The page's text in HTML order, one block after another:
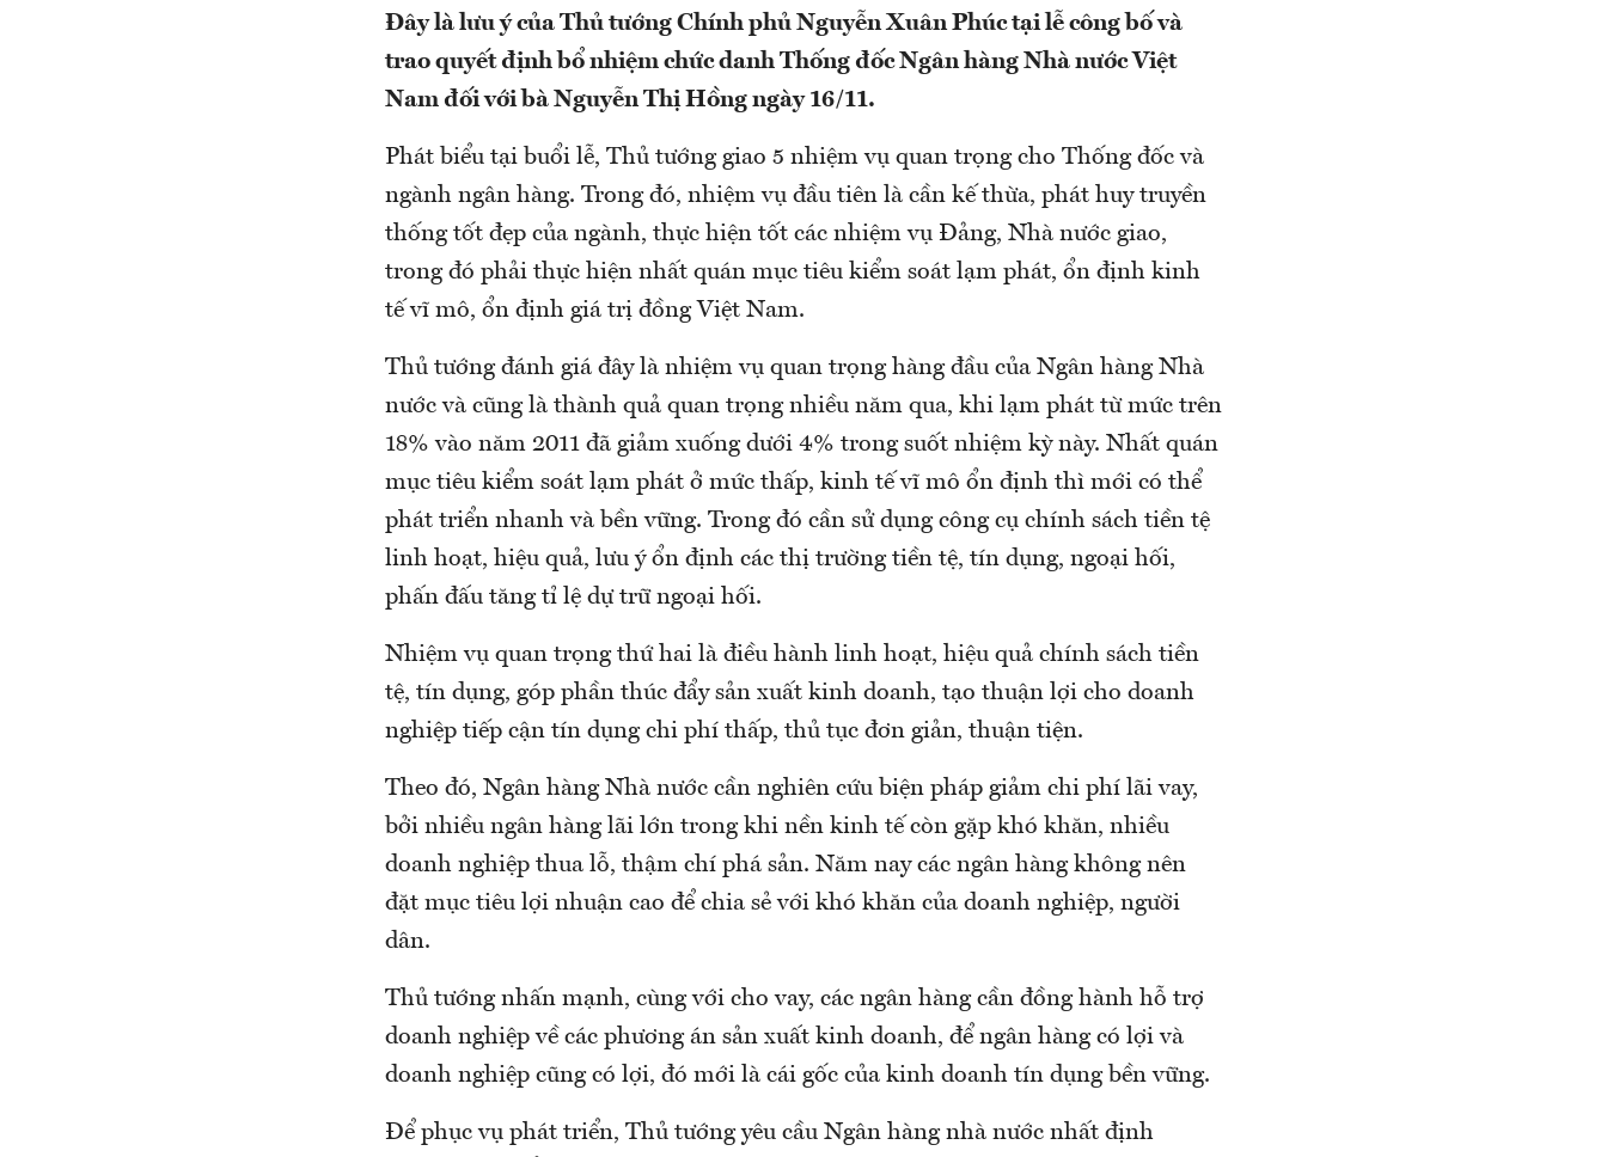
Đây là lưu ý của Thủ tướng Chính phủ Nguyễn Xuân Phúc tại lễ công bố và
trao quyết định bổ nhiệm chức danh Thống đốc Ngân hàng Nhà nước Việt
Nam đối với bà Nguyễn Thị Hồng ngày 16/11.
Phát biểu tại buổi lễ, Thủ tướng giao 5 nhiệm vụ quan trọng cho Thống đốc và
ngành ngân hàng. Trong đó, nhiệm vụ đầu tiên là cần kế thừa, phát huy truyền
thống tốt đẹp của ngành, thực hiện tốt các nhiệm vụ Đảng, Nhà nước giao,
trong đó phải thực hiện nhất quán mục tiêu kiểm soát lạm phát, ổn định kinh
tế vĩ mô, ổn định giá trị đồng Việt Nam.
Thủ tướng đánh giá đây là nhiệm vụ quan trọng hàng đầu của Ngân hàng Nhà
nước và cũng là thành quả quan trọng nhiều năm qua, khi lạm phát từ mức trên
18% vào năm 2011 đã giảm xuống dưới 4% trong suốt nhiệm kỳ này. Nhất quán
mục tiêu kiểm soát lạm phát ở mức thấp, kinh tế vĩ mô ổn định thì mới có thể
phát triển nhanh và bền vững. Trong đó cần sử dụng công cụ chính sách tiền tệ
linh hoạt, hiệu quả, lưu ý ổn định các thị trường tiền tệ, tín dụng, ngoại hối,
phấn đấu tăng tỉ lệ dự trữ ngoại hối.
Nhiệm vụ quan trọng thứ hai là điều hành linh hoạt, hiệu quả chính sách tiền
tệ, tín dụng, góp phần thúc đẩy sản xuất kinh doanh, tạo thuận lợi cho doanh
nghiệp tiếp cận tín dụng chi phí thấp, thủ tục đơn giản, thuận tiện.
Theo đó, Ngân hàng Nhà nước cần nghiên cứu biện pháp giảm chi phí lãi vay,
bởi nhiều ngân hàng lãi lớn trong khi nền kinh tế còn gặp khó khăn, nhiều
doanh nghiệp thua lỗ, thậm chí phá sản. Năm nay các ngân hàng không nên
đặt mục tiêu lợi nhuận cao để chia sẻ với khó khăn của doanh nghiệp, người
dân.
Thủ tướng nhấn mạnh, cùng với cho vay, các ngân hàng cần đồng hành hỗ trợ
doanh nghiệp về các phương án sản xuất kinh doanh, để ngân hàng có lợi và
doanh nghiệp cũng có lợi, đó mới là cái gốc của kinh doanh tín dụng bền vững.
Để phục vụ phát triển, Thủ tướng yêu cầu Ngân hàng nhà nước nhất định